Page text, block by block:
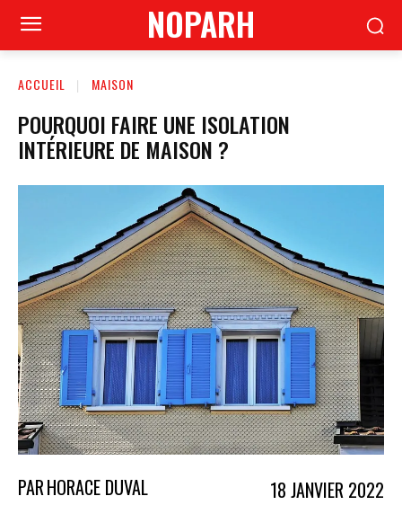
NOPARH
ACCUEIL MAISON
POURQUOI FAIRE UNE ISOLATION
INTÉRIEURE DE MAISON ?
PARHORACE DUVAL 18 JANVIER 2022